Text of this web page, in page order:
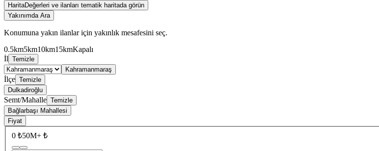
HaritaDeğerleri ve ilanları tematik haritada görün
Yakınımda Ara
Konumuna yakın ilanlar için yakınlık mesafesini seç.
0.5km5km10km15kmKapalı
İl Temizle
Kahramanmaraş
İlçe Temizle
Dulkadiroğlu
Semt/Mahalle Temizle
Bağlarbaşı Mahallesi
Fiyat
0 ₺50M+ ₺